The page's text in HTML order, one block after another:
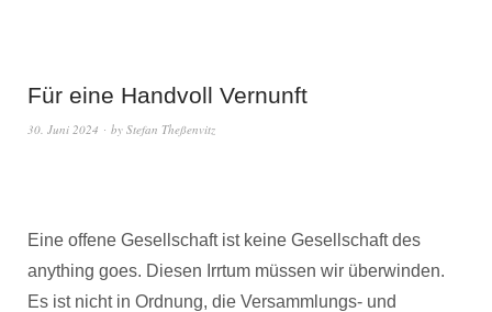
Für eine Handvoll Vernunft
30. Juni 2024 by Stefan Theßenvitz
Eine offene Gesellschaft ist keine Gesellschaft des
anything goes. Diesen Irrtum müssen wir überwinden.
Es ist nicht in Ordnung, die Versammlungs- und